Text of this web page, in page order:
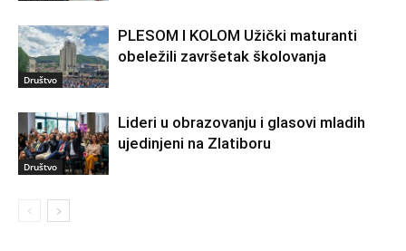
Društvo
PLESOM I KOLOM Užički maturanti
obeležili završetak školovanja
Društvo
Lideri u obrazovanju i glasovi mladih
ujedinjeni na Zlatiboru